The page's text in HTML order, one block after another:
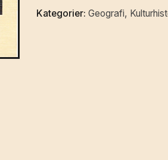
museum
Kategorier: Geografi,